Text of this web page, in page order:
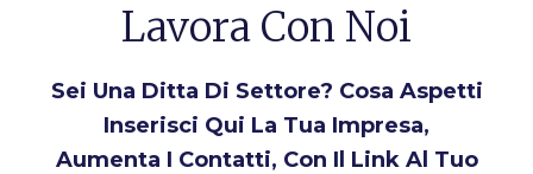
Lavora Con Noi
Sei Una Ditta Di Settore? Cosa Aspetti
Inserisci Qui La Tua Impresa,
Aumenta I Contatti, Con Il Link Al Tuo